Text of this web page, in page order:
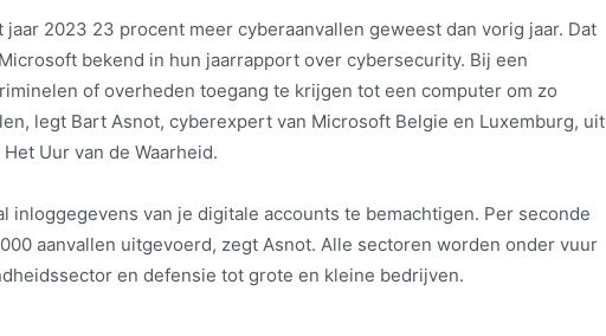
2023 23 procent meer cyberaanvallen geweest dan vorig jaar. Dat
bekend in hun jaarrapport over cybersecurity. Bij een
of overheden toegang te krijgen tot een computer om zo
legt Bart Asnot, cyberexpert van Microsoft Belgie en Luxemburg, uit
Uur van de Waarheid.
inloggegevens van je digitale accounts te bemachtigen. Per seconde
aanvallen uitgevoerd, zegt Asnot. Alle sectoren worden onder vuur
en defensie tot grote en kleine bedrijven.